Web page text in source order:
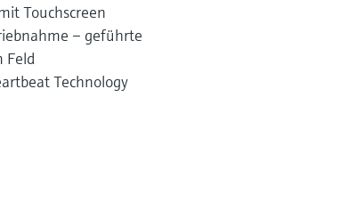
Touchscreen
– geführte
Feld
Technology